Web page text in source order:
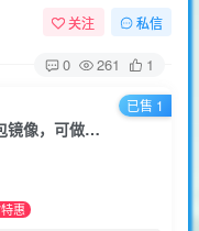
关注 私信
0 261 1
虚拟机环境的黑群晖NAS918+720打包镜像，可做文件服务器
惠
已售 1